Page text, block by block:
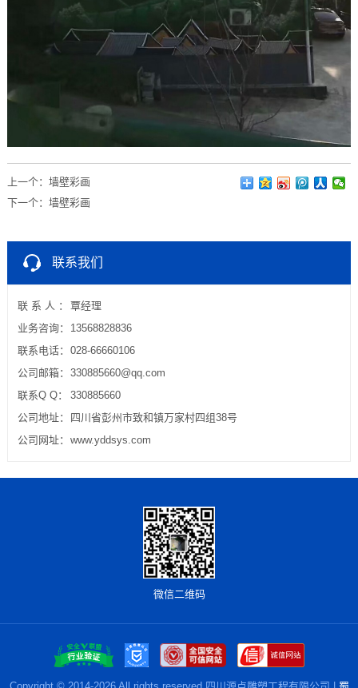
上一个： 墙壁彩画
下一个： 墙壁彩画
联系我们
联 系 人 ：
覃经理
业务咨询：
13568828836
联系电话： 028-66660106
公司邮箱： 330885660@qq.com
联系Q Q：
330885660
公司地址：
四川省彭州市致和镇万家村四组38号
公司网址： www.yddsys.com
微信二维码